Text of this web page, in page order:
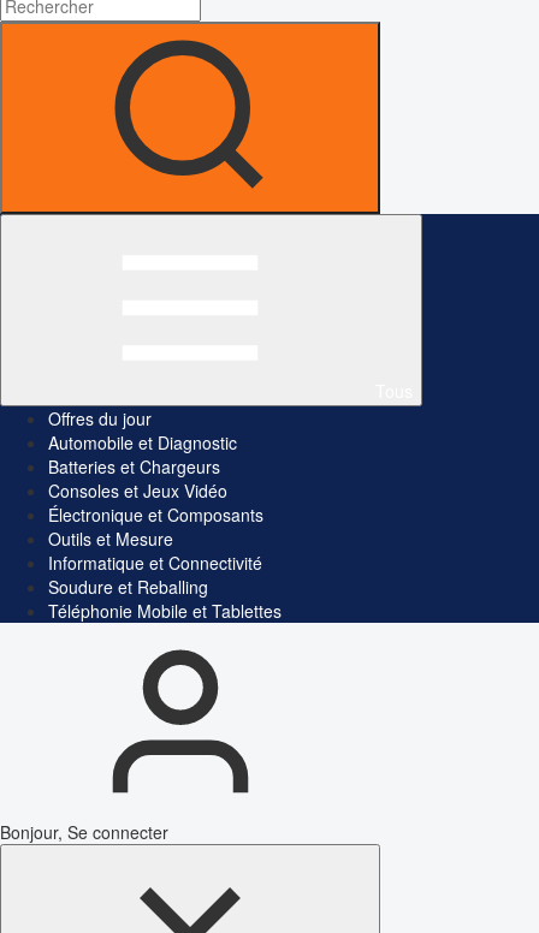
Offres du jour
Automobile et Diagnostic
Batteries et Chargeurs
Consoles et Jeux Vidéo
Électronique et Composants
Outils et Mesure
Informatique et Connectivité
Soudure et Reballing
Téléphonie Mobile et Tablettes
Bonjour, Se connecter